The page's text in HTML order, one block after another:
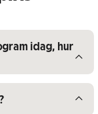
idag, hur